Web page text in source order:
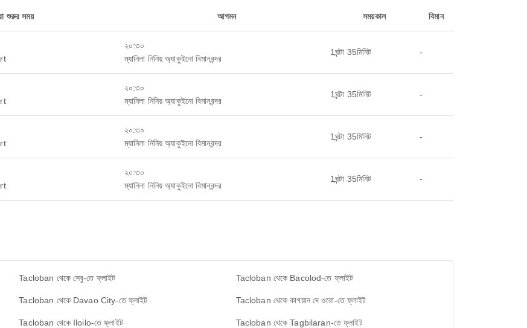
শুরুর সময় আগমন সময়কাল বিমান
২০:৩০
ম্যানিলা নিনিয় অ্যাকুইনো বিমানবন্দর
1ঘন্টা 35মিনিট -
২০:৩০
ম্যানিলা নিনিয় অ্যাকুইনো বিমানবন্দর
1ঘন্টা 35মিনিট -
২০:৩০
ম্যানিলা নিনিয় অ্যাকুইনো বিমানবন্দর
1ঘন্টা 35মিনিট -
২০:৩০
ম্যানিলা নিনিয় অ্যাকুইনো বিমানবন্দর
1ঘন্টা 35মিনিট -
Tacloban থেকে সেবু-তে ফ্লাইট Tacloban থেকে Bacolod-তে ফ্লাইট
Tacloban থেকে Davao City-তে ফ্লাইট Tacloban থেকে কাগয়ান দে ওরো-তে ফ্লাইট
Tacloban থেকে Iloilo-তে ফ্লাইট Tacloban থেকে Tagbilaran-তে ফ্লাইট